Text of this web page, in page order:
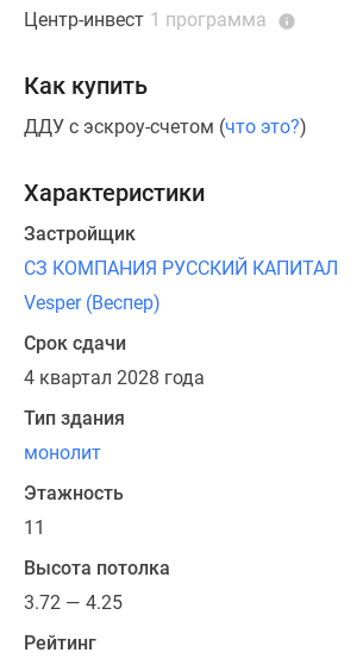
Большой
улице.
Кроме
того,
15
минутах
от
расположены
такие
знаковые
Москвы,
как
Воробьевы
горы,
имени
М.
В.
Центр-инвест 1 программа
Как купить
ДДУ с эскроу-счетом (что это?)
Характеристики
Застройщик
СЗ КОМПАНИЯ РУССКИЙ КАПИТАЛ
Vesper (Веспер)
Срок сдачи
4 квартал 2028 года
Тип здания
монолит
Этажность
11
Высота потолка
3.72 — 4.25
Рейтинг